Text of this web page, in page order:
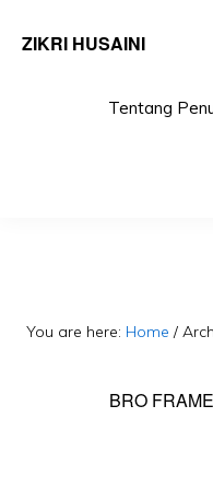
ZIKRI HUSAINI
Tentang
You are here: Home /
BRO